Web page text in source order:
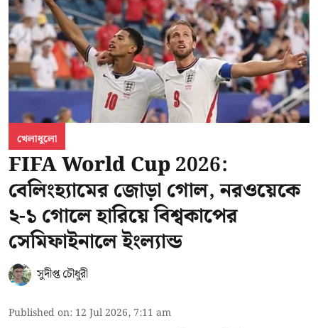
খেলাধুলো
FIFA World Cup 2026:
বেলিংহ্যামের জোড়া গোল, নরওয়েকে
২-১ গোলে হারিয়ে বিশ্বকাপের
সেমিফাইনালে ইংল্যান্ড
সুদীপ্ত চৌধুরী
Published on: 12 Jul 2026, 7:11 am